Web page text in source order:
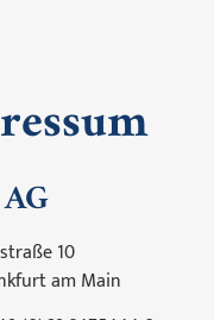
10
am Main